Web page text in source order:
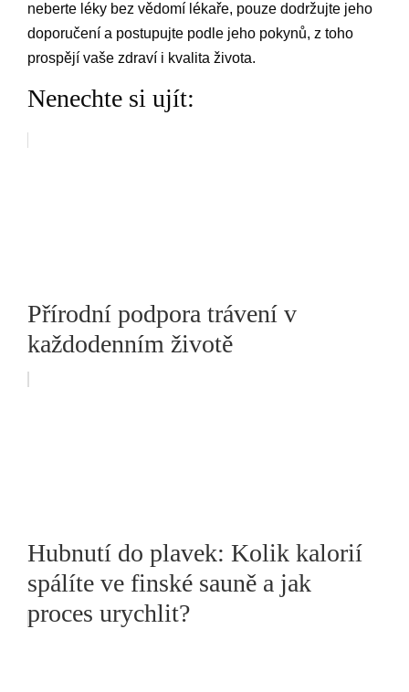
neberte léky bez vědomí lékaře, pouze dodržujte jeho
doporučení a postupujte podle jeho pokynů, z toho
prospějí vaše zdraví i kvalita života.
Nenechte si ujít:
Přírodní podpora trávení v
každodenním životě
Hubnutí do plavek: Kolik kalorií
spálíte ve finské sauně a jak
proces urychlit?